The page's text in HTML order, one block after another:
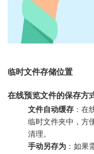
临时文件存储位置
在线预览文件的保存方
文件自动缓存 ：在
临时文件夹中，方
清理。
手动另存为 ：如果